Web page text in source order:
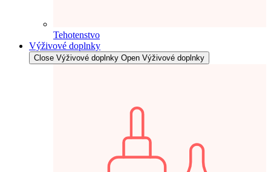
Tehotenstvo
Výživové doplnky
Close Výživové doplnky Open Výživové doplnky